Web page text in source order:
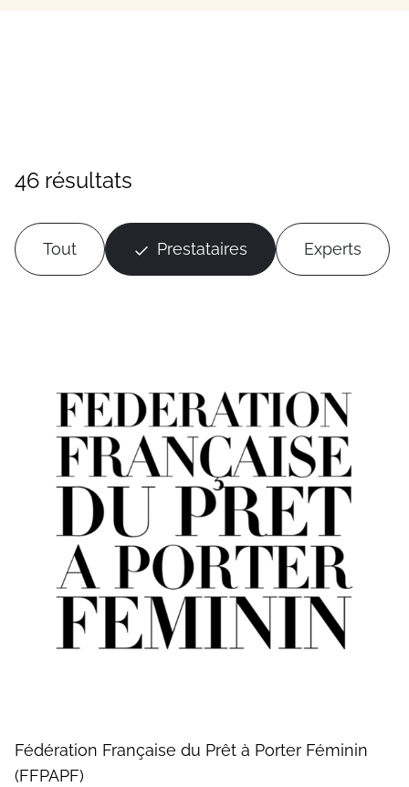
46 résultats
Tout Prestataires Experts
Fédération Française du Prêt à Porter Féminin
(FFPAPF)